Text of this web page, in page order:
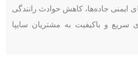
ایمنی جاده‌ها، کاهش حوادث رانندگی
سریع و باکیفیت به مشتریان سایپا